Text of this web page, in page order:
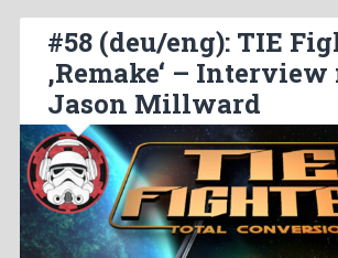
#58 (deu/eng): TIE
‚Remake‘ –
Jason Millward